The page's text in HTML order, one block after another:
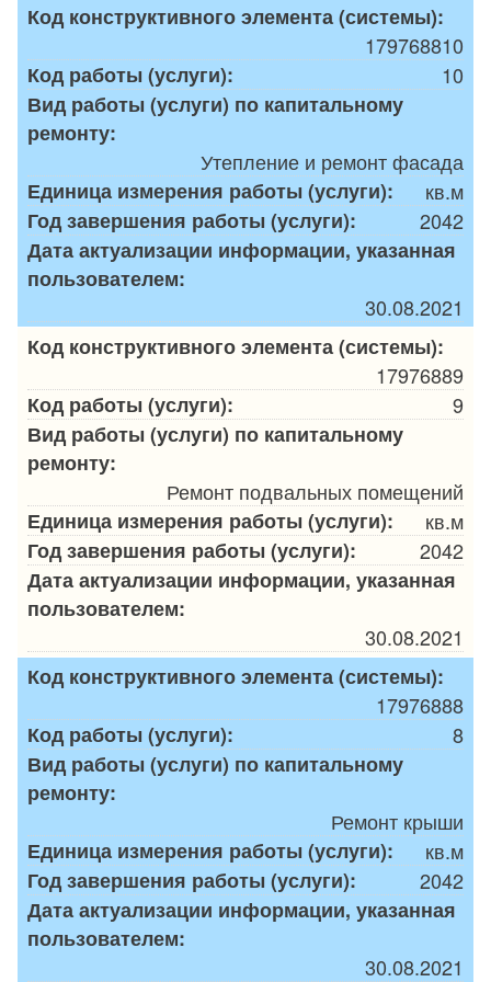
Код конструктивного элемента (системы):
179768810
Код работы (услуги):
10
Вид работы (услуги) по капитальному
ремонту:
Утепление и ремонт фасада
Единица измерения работы (услуги):
кв.м
Год завершения работы (услуги):
2042
Дата актуализации информации, указанная
пользователем:
30.08.2021
Код конструктивного элемента (системы):
17976889
Код работы (услуги):
9
Вид работы (услуги) по капитальному
ремонту:
Ремонт подвальных помещений
Единица измерения работы (услуги):
кв.м
Год завершения работы (услуги):
2042
Дата актуализации информации, указанная
пользователем:
30.08.2021
Код конструктивного элемента (системы):
17976888
Код работы (услуги):
8
Вид работы (услуги) по капитальному
ремонту:
Ремонт крыши
Единица измерения работы (услуги):
кв.м
Год завершения работы (услуги):
2042
Дата актуализации информации, указанная
пользователем:
30.08.2021